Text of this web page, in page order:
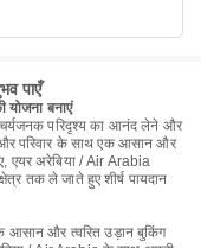
पाएँ
बनाएं
परिदृश्य का आनंद लेने और
और परिवार के साथ एक आसान और
एयर अरेबिया / Air Arabia
तक ले जाते हुए शीर्ष पायदान
आसान और त्वरित उड़ान बुकिंग